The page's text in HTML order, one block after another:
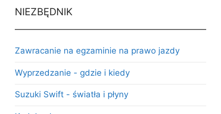
NIEZBĘDNIK
Zawracanie na egzaminie na prawo jazdy
Wyprzedzanie - gdzie i kiedy
Suzuki Swift - światła i płyny